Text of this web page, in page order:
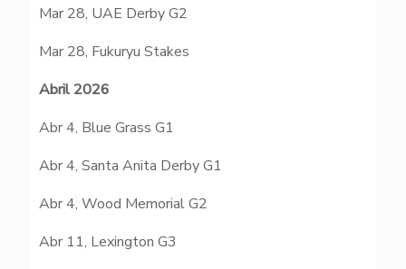
Mar 28, UAE Derby G2
Mar 28, Fukuryu Stakes
Abril 2026
Abr 4, Blue Grass G1
Abr 4, Santa Anita Derby G1
Abr 4, Wood Memorial G2
Abr 11, Lexington G3